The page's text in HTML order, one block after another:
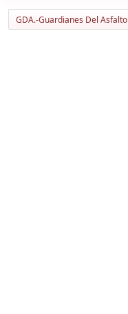
GDA.-Guardianes Del Asfalto